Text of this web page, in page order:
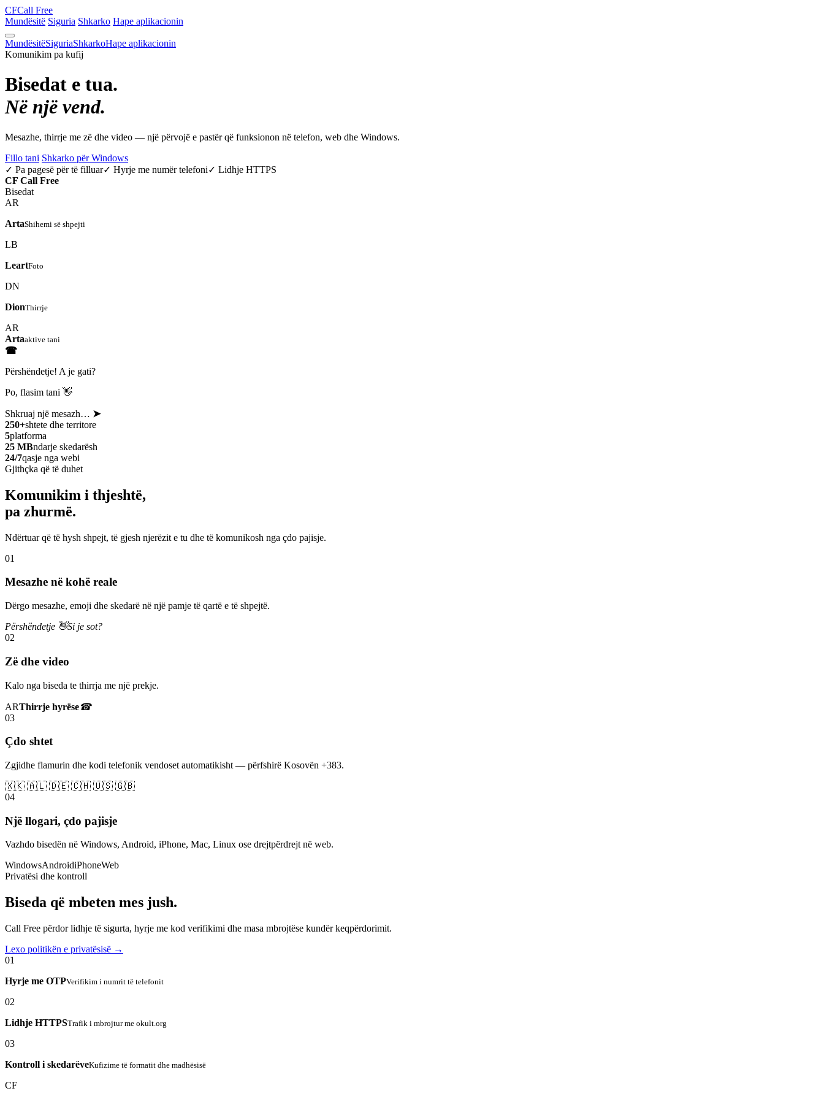
CFCall Free
Mundësitë Siguria Shkarko Hape aplikacionin
MundësitëSiguriaShkarkoHape aplikacionin
Komunikim pa kufij
Bisedat e tua.
Në një vend.
Mesazhe, thirrje me zë dhe video — një përvojë e pastër që funksionon në telefon, web dhe Windows.
Fillo tani Shkarko për Windows
✓ Pa pagesë për të filluar✓ Hyrje me numër telefoni✓ Lidhje HTTPS
CF Call Free
Bisedat
AR
ArtaShihemi së shpejti
LB
LeartFoto
DN
DionThirrje
AR
Artaaktive tani
☎
Përshëndetje! A je gati?
Po, flasim tani 👋
Shkruaj një mesazh… ➤
250+shtete dhe territore
5platforma
25 MBndarje skedarësh
24/7qasje nga webi
Gjithçka që të duhet
Komunikim i thjeshtë,
pa zhurmë.
Ndërtuar që të hysh shpejt, të gjesh njerëzit e tu dhe të komunikosh nga çdo pajisje.
01
Mesazhe në kohë reale
Dërgo mesazhe, emoji dhe skedarë në një pamje të qartë e të shpejtë.
Përshëndetje 👋Si je sot?
02
Zë dhe video
Kalo nga biseda te thirrja me një prekje.
ARThirrje hyrëse☎
03
Çdo shtet
Zgjidhe flamurin dhe kodi telefonik vendoset automatikisht — përfshirë Kosovën +383.
🇽🇰 🇦🇱 🇩🇪 🇨🇭 🇺🇸 🇬🇧
04
Një llogari, çdo pajisje
Vazhdo bisedën në Windows, Android, iPhone, Mac, Linux ose drejtpërdrejt në web.
WindowsAndroidiPhoneWeb
Privatësi dhe kontroll
Biseda që mbeten mes jush.
Call Free përdor lidhje të sigurta, hyrje me kod verifikimi dhe masa mbrojtëse kundër keqpërdorimit.
Lexo politikën e privatësisë →
01
Hyrje me OTPVerifikim i numrit të telefonit
02
Lidhje HTTPSTrafik i mbrojtur me okult.org
03
Kontroll i skedarëveKufizime të formatit dhe madhësisë
CF